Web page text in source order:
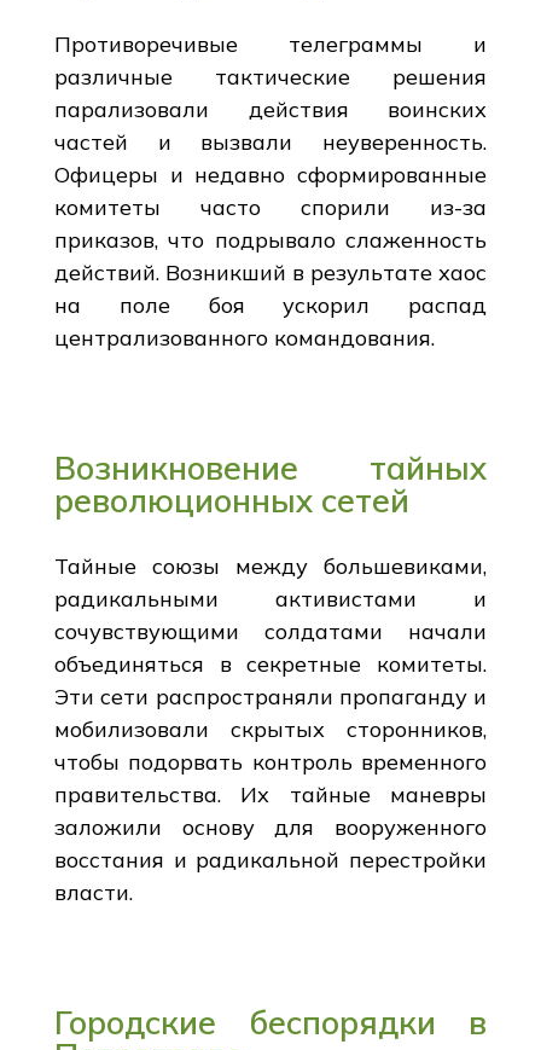
Противоречивые телеграммы и
различные тактические решения
парализовали действия воинских
частей и вызвали неуверенность.
Офицеры и недавно сформированные
комитеты часто спорили из-за
приказов, что подрывало слаженность
действий. Возникший в результате хаос
на поле боя ускорил распад
централизованного командования.
Возникновение тайных
революционных сетей
Тайные союзы между большевиками,
радикальными активистами и
сочувствующими солдатами начали
объединяться в секретные комитеты.
Эти сети распространяли пропаганду и
мобилизовали скрытых сторонников,
чтобы подорвать контроль временного
правительства. Их тайные маневры
заложили основу для вооруженного
восстания и радикальной перестройки
власти.
Городские беспорядки в